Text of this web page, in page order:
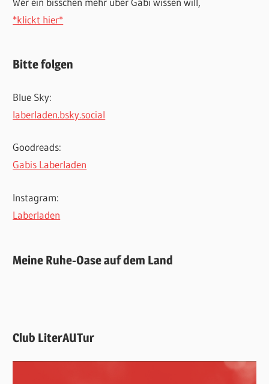
*klickt hier*
Bitte folgen
Blue Sky:
laberladen.bsky.social
Goodreads:
Gabis Laberladen
Instagram:
Laberladen
Meine Ruhe-Oase auf dem Land
Club LiterAUTur